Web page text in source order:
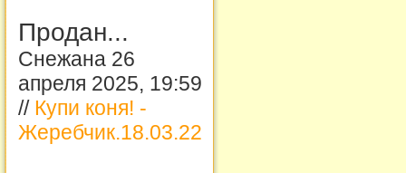
Продан...
Снежана 26
апреля 2025, 19:59
// Купи коня! -
Жеребчик.18.03.22